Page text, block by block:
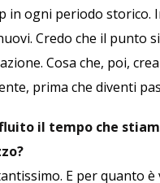
in ogni periodo storico.
Credo che il punto
Cosa che, poi,
prima che diventi
il tempo che
E per quanto